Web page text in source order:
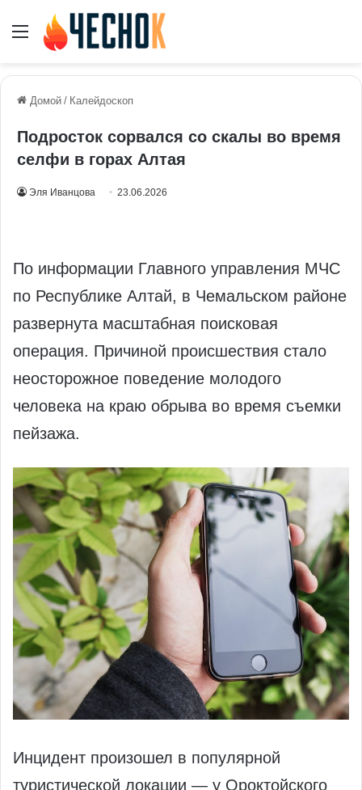
Меню
Домой / Калейдоскоп
Подросток сорвался со скалы во время
селфи в горах Алтая
Эля Иванцова 23.06.2026
По информации Главного управления МЧС
по Республике Алтай, в Чемальском районе
развернута масштабная поисковая
операция. Причиной происшествия стало
неосторожное поведение молодого
человека на краю обрыва во время съемки
пейзажа.
Инцидент произошел в популярной
туристической локации — у Ороктойского